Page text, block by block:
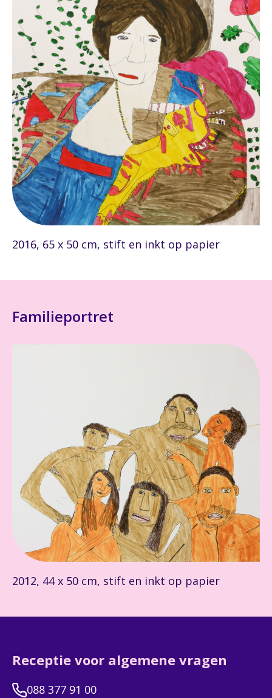
2016, 65 x 50 cm, stift en inkt op papier
Familieportret
2012, 44 x 50 cm, stift en inkt op papier
Receptie voor algemene vragen
088 377 91 00